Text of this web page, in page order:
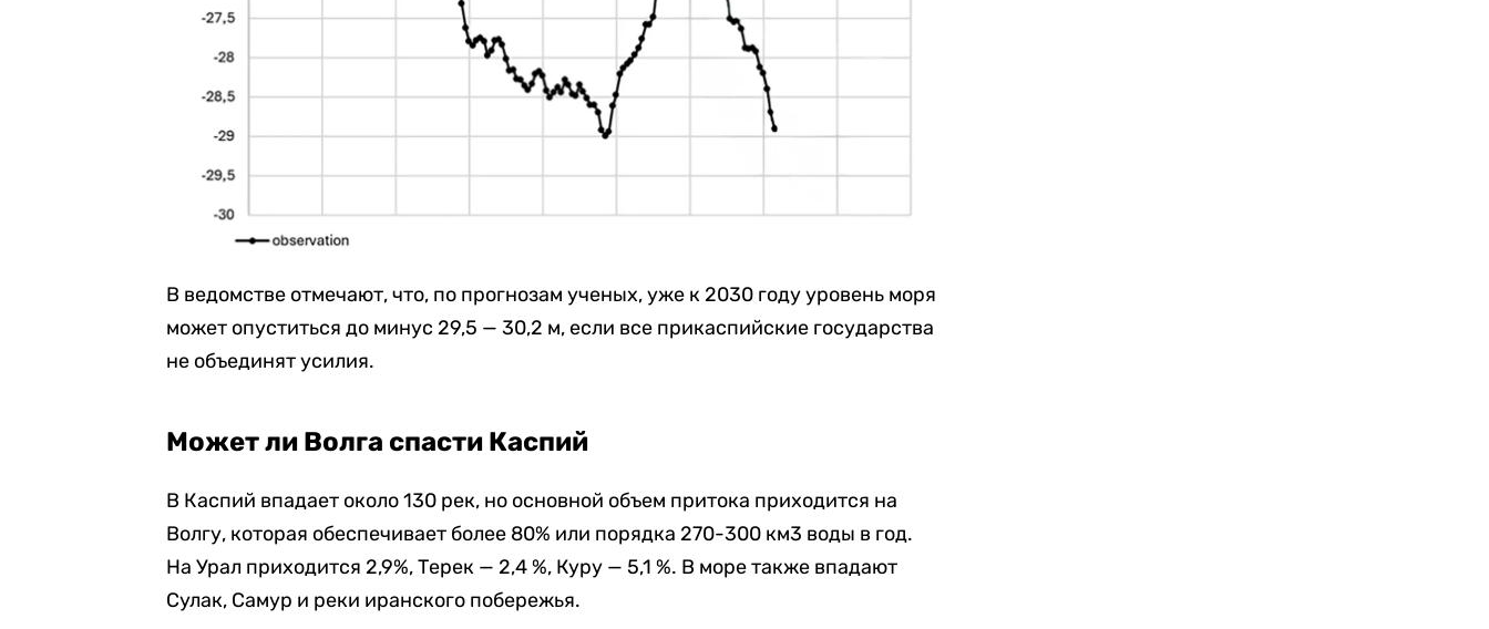
В ведомстве отмечают, что, по прогнозам ученых, уже к 2030 году уровень моря
может опуститься до минус 29,5 — 30,2 м, если все прикаспийские государства
не объединят усилия.
Может ли Волга спасти Каспий
В Каспий впадает около 130 рек, но основной объем притока приходится на
Волгу, которая обеспечивает более 80% или порядка 270-300 км3 воды в год.
На Урал приходится 2,9%, Терек — 2,4 %, Куру — 5,1 %. В море также впадают
Сулак, Самур и реки иранского побережья.